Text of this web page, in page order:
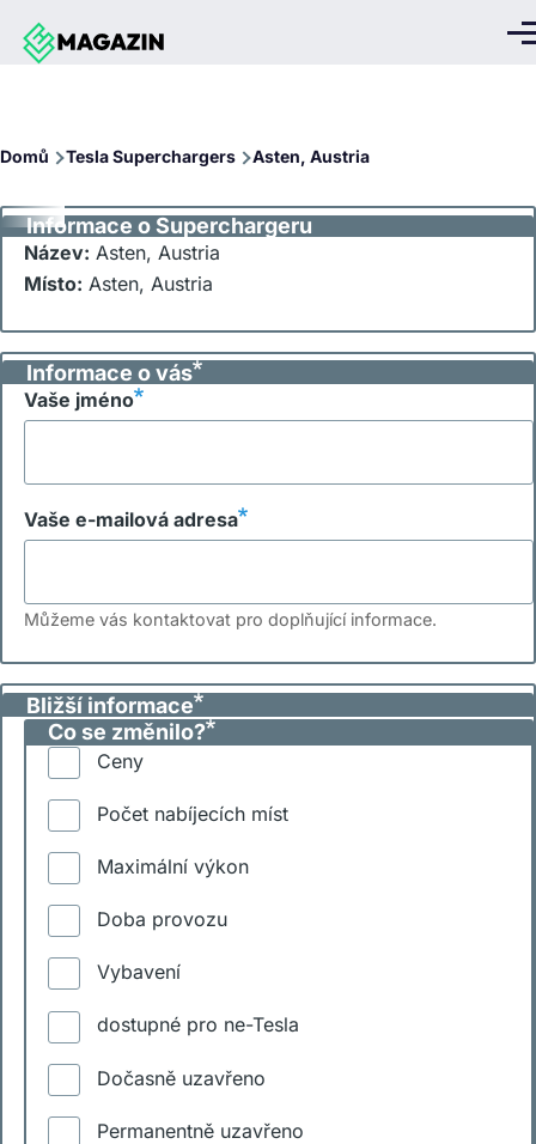
Přejít k hlavnímu obsahu
Domů Tesla Superchargers Asten, Austria
Informace o Superchargeru
Název: Asten, Austria
Místo: Asten, Austria
Informace o vás
Vaše jméno
Vaše e-mailová adresa
Můžeme vás kontaktovat pro doplňující informace.
Bližší informace
Co se změnilo?
Ceny
Počet nabíjecích míst
Maximální výkon
Doba provozu
Vybavení
dostupné pro ne-Tesla
Dočasně uzavřeno
Permanentně uzavřeno